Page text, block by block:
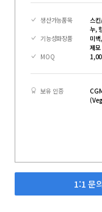
생산가능품목
스
누,
기능성화장품
미
제모
MOQ
보유 인증
1:1 문